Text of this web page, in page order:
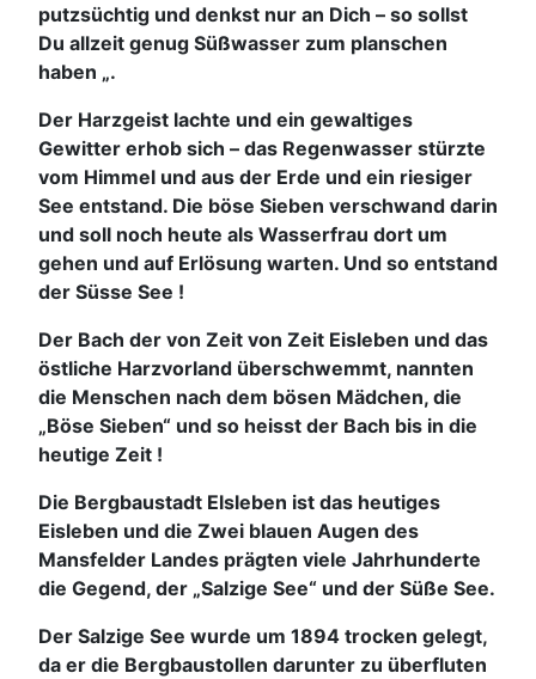
putzsüchtig und denkst nur an Dich – so sollst
Du allzeit genug Süßwasser zum planschen
haben „.
Der Harzgeist lachte und ein gewaltiges
Gewitter erhob sich – das Regenwasser stürzte
vom Himmel und aus der Erde und ein riesiger
See entstand. Die böse Sieben verschwand darin
und soll noch heute als Wasserfrau dort um
gehen und auf Erlösung warten. Und so entstand
der Süsse See !
Der Bach der von Zeit von Zeit Eisleben und das
östliche Harzvorland überschwemmt, nannten
die Menschen nach dem bösen Mädchen, die
„Böse Sieben“ und so heisst der Bach bis in die
heutige Zeit !
Die Bergbaustadt Elsleben ist das heutiges
Eisleben und die Zwei blauen Augen des
Mansfelder Landes prägten viele Jahrhunderte
die Gegend, der „Salzige See“ und der Süße See.
Der Salzige See wurde um 1894 trocken gelegt,
da er die Bergbaustollen darunter zu überfluten